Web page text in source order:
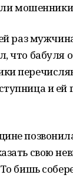
раз
что бабуля
и ей
свою
бишь